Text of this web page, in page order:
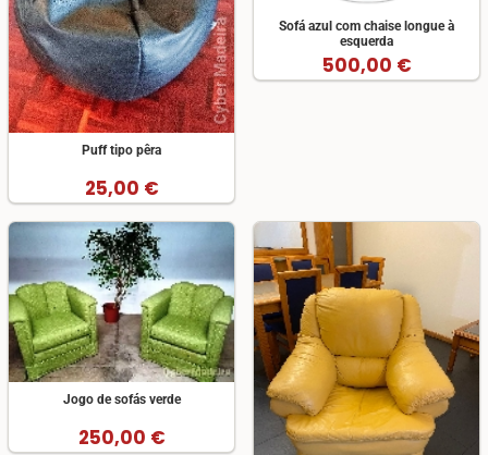
Puff tipo pêra
25,00 €
Sofá azul com chaise longue à
esquerda
500,00 €
Jogo de sofás verde
250,00 €